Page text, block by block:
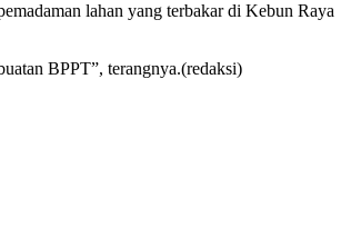
lahan yang terbakar di Kebun Raya
BPPT”, terangnya.(redaksi)